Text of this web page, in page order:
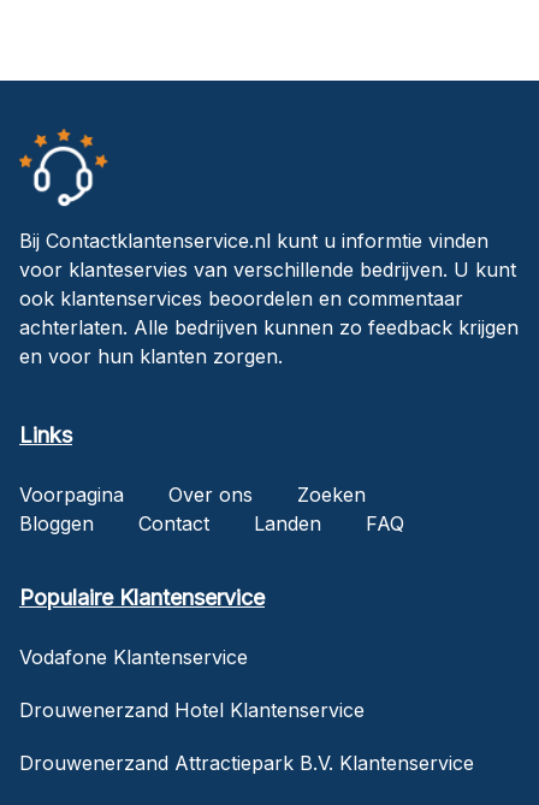
Bij Contactklantenservice.nl kunt u informtie vinden
voor klanteservies van verschillende bedrijven. U kunt
ook klantenservices beoordelen en commentaar
achterlaten. Alle bedrijven kunnen zo feedback krijgen
en voor hun klanten zorgen.
Links
Voorpagina Over ons
Zoeken
Bloggen
Contact Landen FAQ
Populaire Klantenservice
Vodafone Klantenservice
Drouwenerzand Hotel Klantenservice
Drouwenerzand Attractiepark B.V. Klantenservice